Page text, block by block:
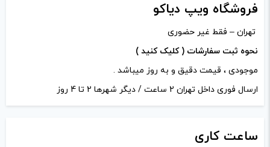
دیدگاه خود را بنویسید
نشانی ایمیل شما منتشر نخواهد شد.
علامت‌گذاری شده‌اند
*
امتیاز شما *
دیدگاه شما
فروشگاه ویپ دیاکو
تهران – فقط غیر حضوری
نحوه ثبت سفارشات ( کلیک کنید )
موجودی ، قیمت دقیق و به روز میباشد .
ارسال فوری داخل تهران 2 ساعت / دیگر شهرها 2 تا 4 روز
ساعت کاری